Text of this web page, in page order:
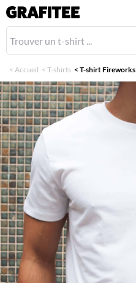
< Accueil < T-shirts < T-shirt Fireworks